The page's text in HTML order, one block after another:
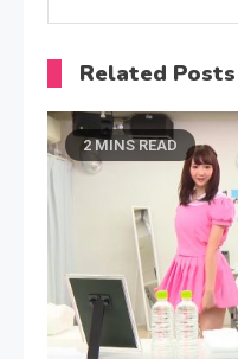
Related Posts
2 MINS READ